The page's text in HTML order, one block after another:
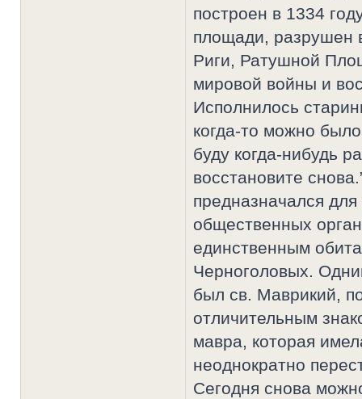
построен в 1334
площади, разрушен
Риги, Ратушной
мировой войны и
Исполнилось
когда-то можно
буду когда-нибудь
восстановите
предназначался
общественных
единственным
Черноголовых.
был св. Маврикий,
отличительным
мавра, которая
неоднократно
Сегодня снова